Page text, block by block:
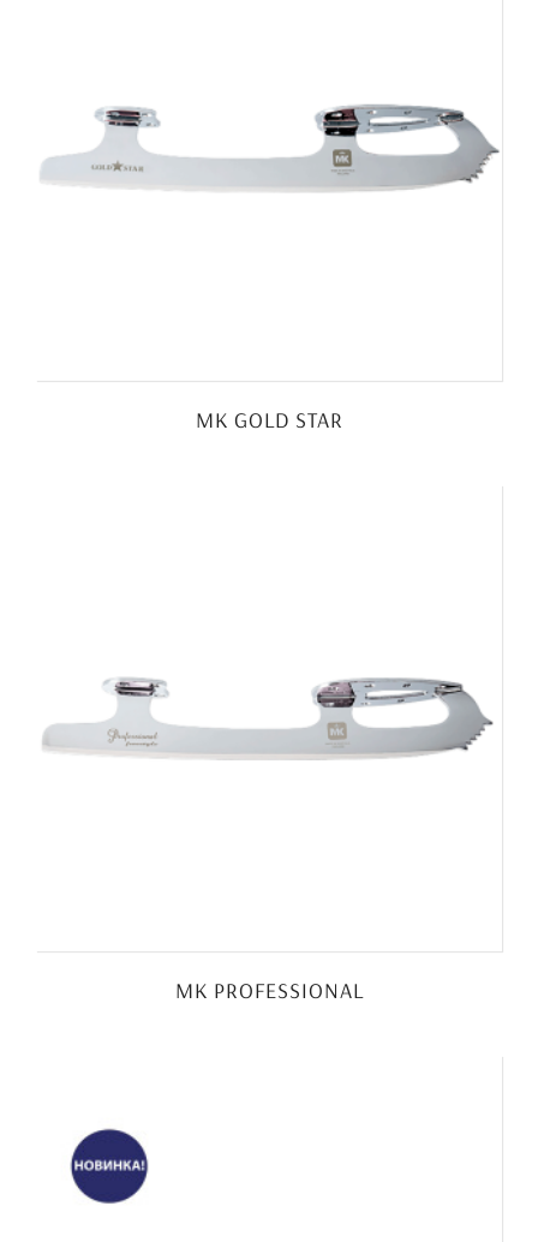
MK GOLD STAR
MK PROFESSIONAL